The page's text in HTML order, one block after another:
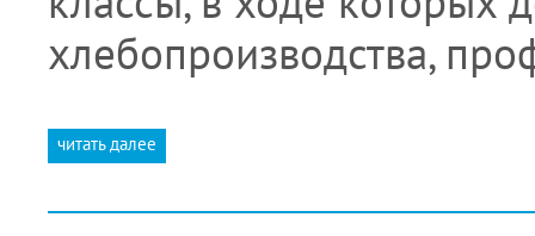
хлебопроизводства,
читать далее